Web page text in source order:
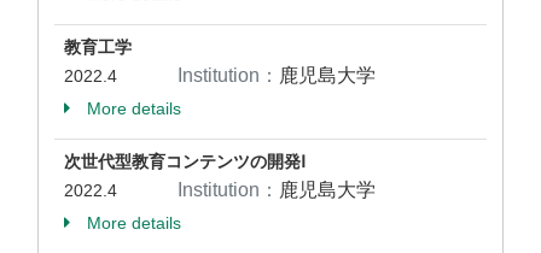
教育工学
2022.4
Institution： 鹿児島大学
More details
次世代型教育コンテンツの開発Ⅰ
2022.4
Institution： 鹿児島大学
More details